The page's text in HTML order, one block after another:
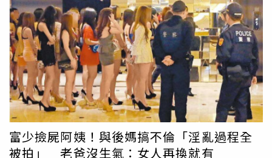
一起，原因是她都不會拿錢幫家裡，永遠往自己口袋放。凌
威威爆某偶像女歌手淪為小三。（圖／Youtube）這位玉女
歌手在消失螢光幕前一陣子之後，居然獲邀參加某位名歌手
演唱會的嘉賓，但後來卻爆出她耍大牌、講話非常嗆辣，外
界感到莫名其妙，一個十幾、二十年都沒演出的人，為何會
找她當嘉賓時，才知道演唱會的贊助商是她的男朋友，有個
有力靠山，所以沒人敢惹她。至於這位歌手為何會獲富商青
睞，凌威威認為偶像歌手得來不易，帶出門形象好、有面
子，不少大老闆都喜歡玉女歌手、紅星等，這位女歌手就是
被包養，其實各界都知道，只是大家心照不宣，富商更以每
富少撿屍阿姨！與後媽搞不倫「淫亂過程全
被拍」 老爸沒生氣：女人再換就有